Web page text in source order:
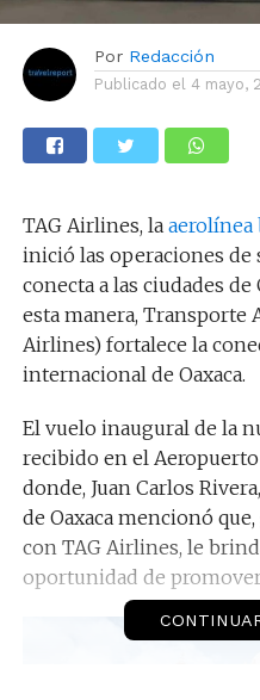
Por Redacción
Publicado el 4 mayo,
TAG Airlines, la aerolínea
inició las operaciones de
conecta a las ciudades de
esta manera, Transporte
Airlines) fortalece la
internacional de Oaxaca.
El vuelo inaugural de la
recibido en el
donde, Juan Carlos
de Oaxaca mencionó
con TAG Airlines, le
oportunidad de